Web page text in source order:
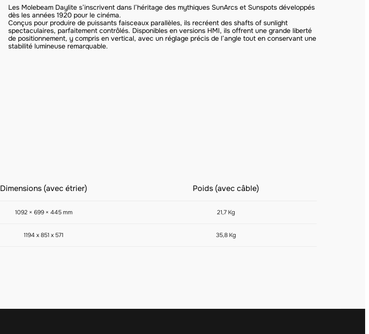
Les Molebeam Daylite s’inscrivent dans l’héritage des mythiques SunArcs et Sunspots développés
dès les années 1920 pour le cinéma.
Conçus pour produire de puissants faisceaux parallèles, ils recréent des shafts of sunlight
spectaculaires, parfaitement contrôlés. Disponibles en versions HMI, ils offrent une grande liberté
de positionnement, y compris en vertical, avec un réglage précis de l’angle tout en conservant une
stabilité lumineuse remarquable.
Dimensions (avec étrier) Poids (avec câble)
1092 × 699 × 445 mm 21,7 Kg
1194 x 851 x 571 35,8 Kg